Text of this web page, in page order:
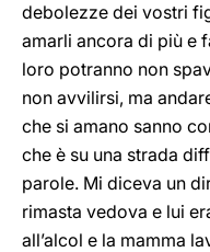
debolezze dei vostri
amarli ancora di più e
loro potranno non
non avvilirsi, ma
che si amano sanno
che è su una strada
parole. Mi diceva un
rimasta vedova e lui
all’alcol e la mamma